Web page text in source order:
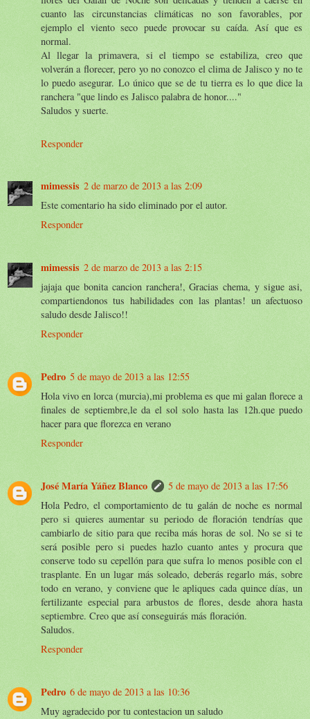
cuanto las circunstancias climáticas no son favorables, por
ejemplo el viento seco puede provocar su caída. Así que es
normal.
Al llegar la primavera, si el tiempo se estabiliza, creo que
volverán a florecer, pero yo no conozco el clima de Jalisco y no te
lo puedo asegurar. Lo único que se de tu tierra es lo que dice la
ranchera "que lindo es Jalisco palabra de honor...."
Saludos y suerte.
Responder
mimessis 2 de marzo de 2013 a las 2:09
Este comentario ha sido eliminado por el autor.
Responder
mimessis 2 de marzo de 2013 a las 2:15
jajaja que bonita cancion ranchera!, Gracias chema, y sigue asi,
compartiendonos tus habilidades con las plantas! un afectuoso
saludo desde Jalisco!!
Responder
Pedro 5 de mayo de 2013 a las 12:55
Hola vivo en lorca (murcia),mi problema es que mi galan florece a
finales de septiembre,le da el sol solo hasta las 12h.que puedo
hacer para que florezca en verano
Responder
José María Yáñez Blanco
5 de mayo de 2013 a las 17:56
Hola Pedro, el comportamiento de tu galán de noche es normal
pero si quieres aumentar su periodo de floración tendrías que
cambiarlo de sitio para que reciba más horas de sol. No se si te
será posible pero si puedes hazlo cuanto antes y procura que
conserve todo su cepellón para que sufra lo menos posible con el
trasplante. En un lugar más soleado, deberás regarlo más, sobre
todo en verano, y conviene que le apliques cada quince días, un
fertilizante especial para arbustos de flores, desde ahora hasta
septiembre. Creo que así conseguirás más floración.
Saludos.
Responder
Pedro 6 de mayo de 2013 a las 10:36
Muy agradecido por tu contestacion un saludo